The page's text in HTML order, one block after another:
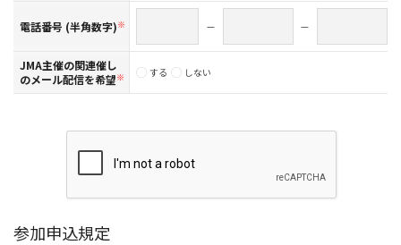
電話番号 (半角数字)※ — —
JMA主催の関連催し
のメール配信を希望※ する しない
参加申込規定